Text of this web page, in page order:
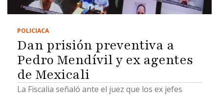
POLICIACA
Dan prisión preventiva a
Pedro Mendívil y ex agentes
de Mexicali
La Fiscalia señaló ante el juez que los ex jefes